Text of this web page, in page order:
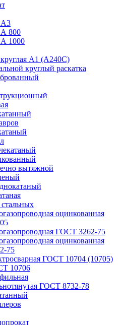
А3
800
1000
А1 (А240C)
круглый раскатка
вытяжной
оцинкованная
ГОСТ 3262-75
оцинкованная
75
ГОСТ 10704 (10705)
10706
ГОСТ 8732-78